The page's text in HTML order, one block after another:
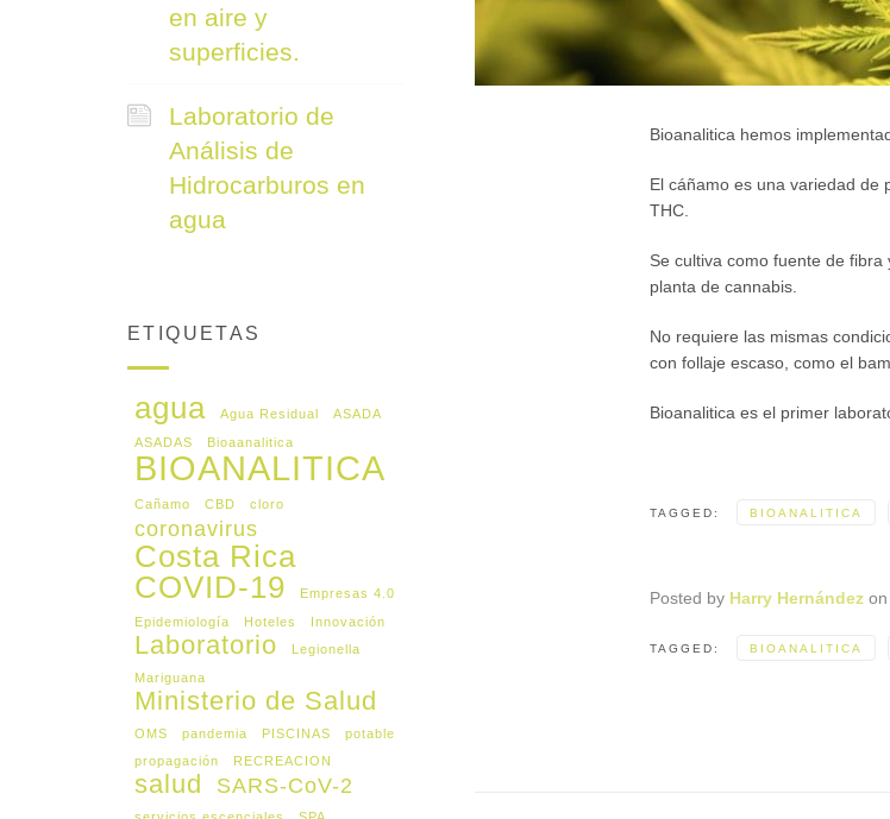
Bioanalitica hemos
El cáñamo es una variedad de
THC.
Se cultiva como fuente de
planta de cannabis.
No requiere las mismas
con follaje escaso, como el
Bioanalitica es el primer
TAGGED: BIOANALITICA
Posted by Harry Hernández on
TAGGED: BIOANALITICA
en aire y
superficies.
Laboratorio de
Análisis de
Hidrocarburos en
agua
ETIQUETAS
agua Agua Residual
ASADA
ASADAS
Bioaanalitica
BIOANALITICA
Cañamo CBD cloro
coronavirus
Costa Rica
COVID-19
Empresas 4.0
Epidemiología
Hoteles Innovación
Laboratorio
Legionella
Mariguana
Ministerio de Salud
OMS pandemia PISCINAS
potable
propagación
RECREACION
salud SARS-CoV-2